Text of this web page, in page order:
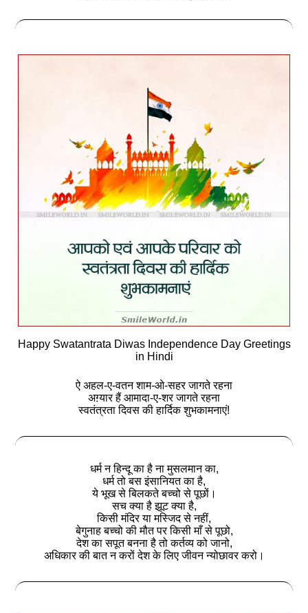
Happy Swatantrata Diwas Independence Day Greetings
in Hindi
ऐ अहल-ए-वतन शाम-ओ-सहर जागते रहना
अग़्यार हैं आमादा-ए-शर जागते रहना
स्वतंत्रता दिवस की हार्दिक शुभकामनाएं!
धर्म न हिन्दू का है ना मुसलमान का,
धर्म तो बस इंसानियत का है,
ये भूख से बिलकते बच्चो से पूछों।
सच क्या है झूट क्या है,
किसी मंदिर या मस्जिद से नहीं,
बेगुनाह बच्चो की मौत पर किसी माँ से पूछो,
देश का सपूत बनना है तो कर्तव्य को जानो,
अधिकार की बात न करों देश के लिए जीवन न्योछावर करो।